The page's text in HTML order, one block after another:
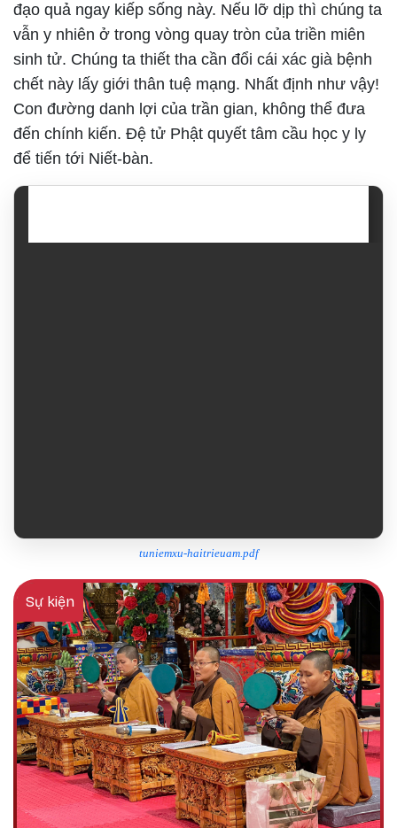
đạo quả ngay kiếp sống này. Nếu lỡ dịp thì chúng ta
vẫn y nhiên ở trong vòng quay tròn của triền miên
sinh tử. Chúng ta thiết tha cần đổi cái xác già bệnh
chết này lấy giới thân tuệ mạng. Nhất định như vậy!
Con đường danh lợi của trần gian, không thể đưa
đến chính kiến. Đệ tử Phật quyết tâm cầu học y ly
để tiến tới Niết-bàn.
tuniemxu-haitrieuam.pdf
Sự kiện